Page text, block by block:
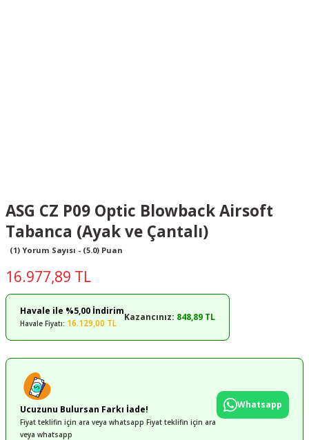
ASG CZ P09 Optic Blowback Airsoft
Tabanca (Ayak ve Çantalı)
(1) Yorum Sayısı - (5.0) Puan
16.977,89 TL
Havale ile %5,00 İndirim
Havale Fiyatı: 16.129,00 TL
Kazancınız: 848,89 TL
Ucuzunu Bulursan Farkı İade!
Fiyat teklifin için ara veya whatsapp Fiyat teklifin için ara
veya whatsapp
Whatsapp